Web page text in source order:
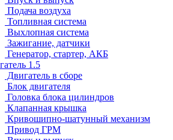
Подача воздуха
Топливная система
Выхлопная система
Зажигание, датчики
Генератор, стартер, АКБ
1.5
Двигатель в сборе
Блок двигателя
Головка блока цилиндров
Клапанная крышка
Кривошипно-шатунный механизм
Привод ГРМ